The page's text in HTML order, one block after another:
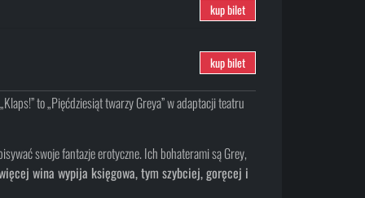
kup bilet
kup bilet
to „Pięćdziesiąt twarzy Greya” w adaptacji teatru
swoje fantazje erotyczne. Ich bohaterami są Grey,
wina wypija księgowa, tym szybciej, goręcej i